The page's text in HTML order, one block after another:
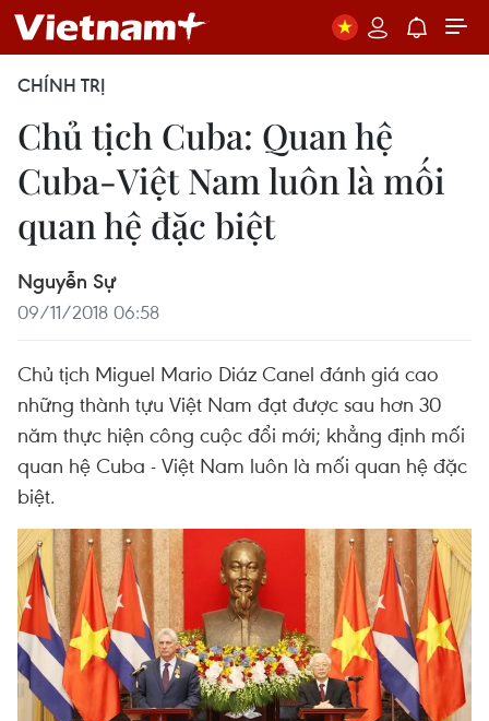
CHÍNH TRỊ
Chủ tịch Cuba: Quan hệ
Cuba-Việt Nam luôn là mối
quan hệ đặc biệt
Nguyễn Sự
09/11/2018 06:58
Chủ tịch Miguel Mario Diáz Canel đánh giá cao
những thành tựu Việt Nam đạt được sau hơn 30
năm thực hiện công cuộc đổi mới; khẳng định mối
quan hệ Cuba - Việt Nam luôn là mối quan hệ đặc
biệt.